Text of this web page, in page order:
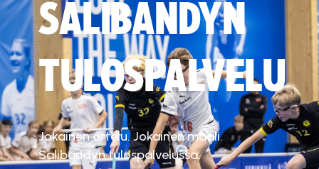
SALIBANDYN
TULOSPALVELU
Jokainen ottelu. Jokainen maali.
Salibandyn tulospalvelussa.